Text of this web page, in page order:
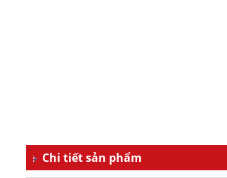
Chi tiết sản phẩm